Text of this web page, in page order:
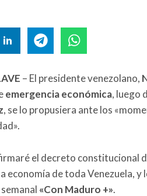
– El presidente venezolano,
emergencia económica, luego
, se lo propusiera ante los
el decreto constitucional
economía de toda Venezuela, y
«Con Maduro +».